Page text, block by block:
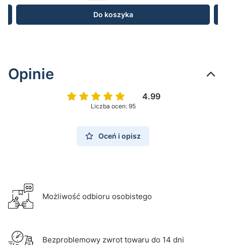
Do koszyka
Opinie
4.99
Liczba ocen: 95
Oceń i opisz
Możliwość odbioru osobistego
Bezproblemowy zwrot towaru do 14 dni